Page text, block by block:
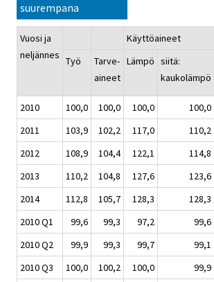
suurempana
Vuosi ja
neljännes
Käyttöaineet
Työ
Tarve-
aineet
Lämpö siitä:
kaukolämpö
2010 100,0 100,0 100,0 100,0
2011
103,9 102,2 117,0 110,2
2012
108,9 104,4 122,1 114,8
2013
110,2 104,8 127,6 123,6
2014
112,8 105,7 128,3 128,3
2010 Q1
99,6 99,3 97,2 99,6
2010 Q2
99,9 99,3 99,7 99,1
2010 Q3
100,0 100,2 100,0 99,9